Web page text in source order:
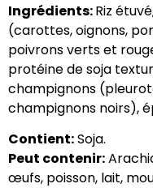
Ingrédients:Riz
(carottes, oignons,
poivrons verts et
protéine de soja
champignons
champignons noirs),
Contient:Soja.
Peut contenir:
œufs, poisson, lait,